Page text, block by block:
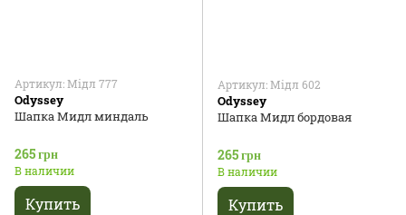
Артикул: Мідл 777
Odyssey
Шапка Мидл миндаль
265 грн
В наличии
Купить
Артикул: Мідл 602
Odyssey
Шапка Мидл бордовая
265 грн
В наличии
Купить